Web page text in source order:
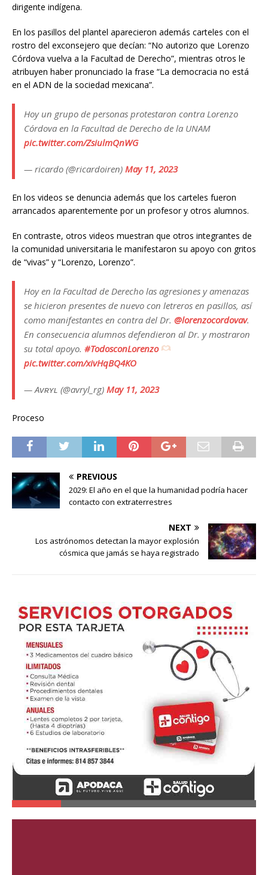
dirigente indígena.
En los pasillos del plantel aparecieron además carteles con el
rostro del exconsejero que decían: “No autorizo que Lorenzo
Córdova vuelva a la Facultad de Derecho”, mientras otros le
atribuyen haber pronunciado la frase “La democracia no está
en el ADN de la sociedad mexicana”.
Hoy un grupo de personas protestaron contra Lorenzo
Córdova en la Facultad de Derecho de la UNAM
pic.twitter.com/ZsiulmQnWG
— ricardo (@ricardoiren) May 11, 2023
En los videos se denuncia además que los carteles fueron
arrancados aparentemente por un profesor y otros alumnos.
En contraste, otros videos muestran que otros integrantes de
la comunidad universitaria le manifestaron su apoyo con gritos
de “vivas” y “Lorenzo, Lorenzo”.
Hoy en la Facultad de Derecho las agresiones y amenazas
se hicieron presentes de nuevo con letreros en pasillos, así
como manifestantes en contra del Dr. @lorenzocordovav.
En consecuencia alumnos defendieron al Dr. y mostraron
su total apoyo. #TodosconLorenzo
pic.twitter.com/xivHqBQ4KO
— Aᴠʀʏʟ (@avryl_rg) May 11, 2023
Proceso
PREVIOUS
2029: El año en el que la humanidad podría hacer
contacto con extraterrestres
NEXT
Los astrónomos detectan la mayor explosión
cósmica que jamás se haya registrado